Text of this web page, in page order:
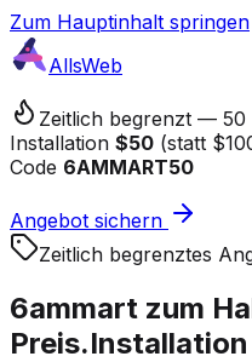
Zum Hauptinhalt springen
AllsWeb
Zeitlich begrenzt — 50
Installation $50 (statt
Code 6AMMART50
Angebot sichern
Zeitlich begrenztes
6ammart zum
Preis.Installation